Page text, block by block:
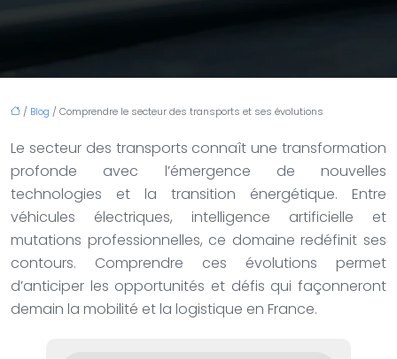
/ Blog / Comprendre le secteur des transports et ses évolutions
Le secteur des transports connaît une transformation
profonde avec l’émergence de nouvelles
technologies et la transition énergétique. Entre
véhicules électriques, intelligence artificielle et
mutations professionnelles, ce domaine redéfinit ses
contours. Comprendre ces évolutions permet
d’anticiper les opportunités et défis qui façonneront
demain la mobilité et la logistique en France.